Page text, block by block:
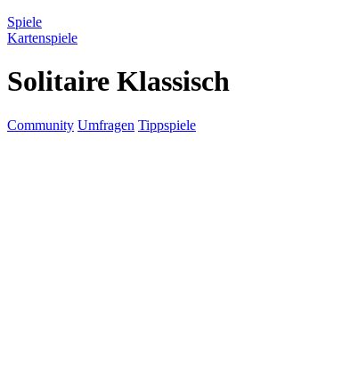
Spiele
Kartenspiele
Solitaire Klassisch
Community Umfragen Tippspiele